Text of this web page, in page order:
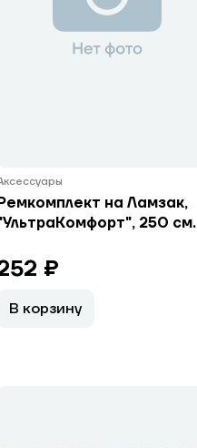
на Ламзак,
250 см.
₽
В корзину